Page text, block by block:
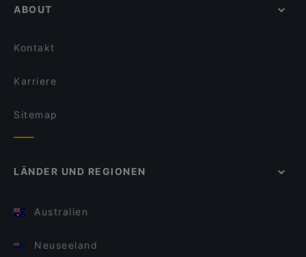
ABOUT
Kontakt
Karriere
Sitemap
LÄNDER UND REGIONEN
Australien
Neuseeland